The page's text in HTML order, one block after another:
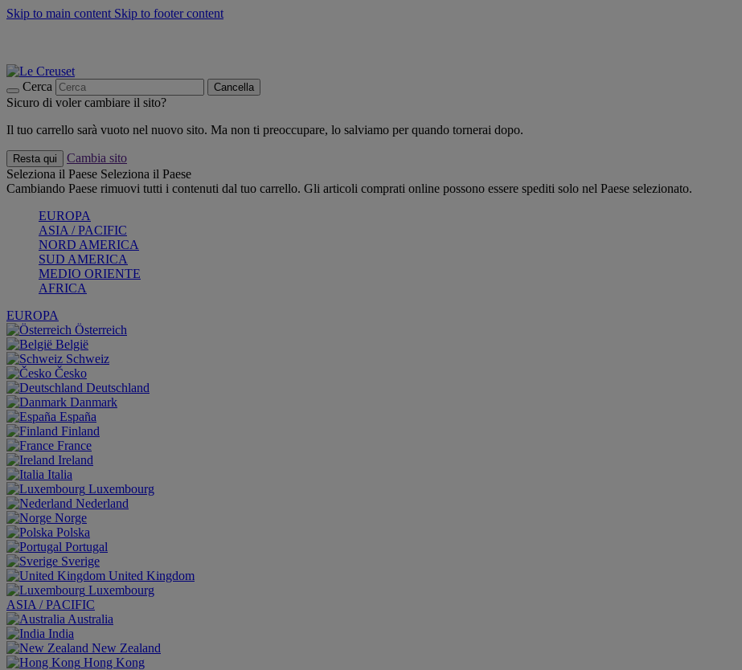
Skip to main content Skip to footer content
Cerca Cancella
Sicuro di voler cambiare il sito?
Il tuo carrello sarà vuoto nel nuovo sito. Ma non ti preoccupare, lo salviamo per quando tornerai dopo.
Resta qui
Cambia sito
Seleziona il Paese Seleziona il Paese
Cambiando Paese rimuovi tutti i contenuti dal tuo carrello. Gli articoli comprati online possono essere spediti solo nel Paese selezionato.
EUROPA
ASIA / PACIFIC
NORD AMERICA
SUD AMERICA
MEDIO ORIENTE
AFRICA
EUROPA
Österreich
België
Schweiz
Česko
Deutschland
Danmark
España
Finland
France
Ireland
Italia
Luxembourg
Nederland
Norge
Polska
Portugal
Sverige
United Kingdom
Luxembourg
ASIA / PACIFIC
Australia
India
New Zealand
Hong Kong